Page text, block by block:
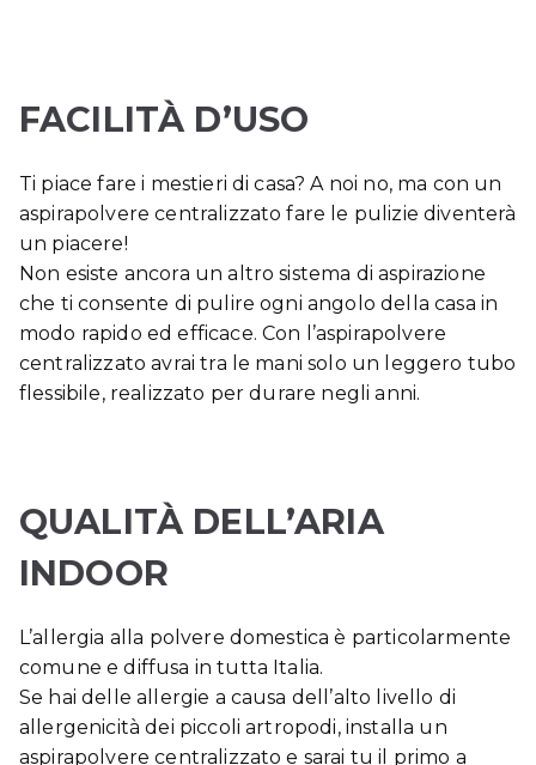
FACILITÀ D’USO
Ti piace fare i mestieri di casa? A noi no, ma con un
aspirapolvere centralizzato fare le pulizie diventerà
un piacere!
Non esiste ancora un altro sistema di aspirazione
che ti consente di pulire ogni angolo della casa in
modo rapido ed efficace. Con l’aspirapolvere
centralizzato avrai tra le mani solo un leggero tubo
flessibile, realizzato per durare negli anni.
QUALITÀ DELL’ARIA
INDOOR
L’allergia alla polvere domestica è particolarmente
comune e diffusa in tutta Italia.
Se hai delle allergie a causa dell’alto livello di
allergenicità dei piccoli artropodi, installa un
aspirapolvere centralizzato e sarai tu il primo a